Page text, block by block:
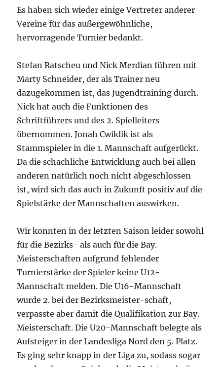
Es haben sich wieder einige Vertreter anderer
Vereine für das außergewöhnliche,
hervorragende Turnier bedankt.
Stefan Ratscheu und Nick Merdian führen mit
Marty Schneider, der als Trainer neu
dazugekommen ist, das Jugendtraining durch.
Nick hat auch die Funktionen des
Schriftführers und des 2. Spielleiters
übernommen. Jonah Cwiklik ist als
Stammspieler in die 1. Mannschaft aufgerückt.
Da die schachliche Entwicklung auch bei allen
anderen natürlich noch nicht abgeschlossen
ist, wird sich das auch in Zukunft positiv auf die
Spielstärke der Mannschaften auswirken.
Wir konnten in der letzten Saison leider sowohl
für die Bezirks- als auch für die Bay.
Meisterschaften aufgrund fehlender
Turnierstärke der Spieler keine U12-
Mannschaft melden. Die U16-Mannschaft
wurde 2. bei der Bezirksmeister-schaft,
verpasste aber damit die Qualifikation zur Bay.
Meisterschaft. Die U20-Mannschaft belegte als
Aufsteiger in der Landesliga Nord den 5. Platz.
Es ging sehr knapp in der Liga zu, sodass sogar